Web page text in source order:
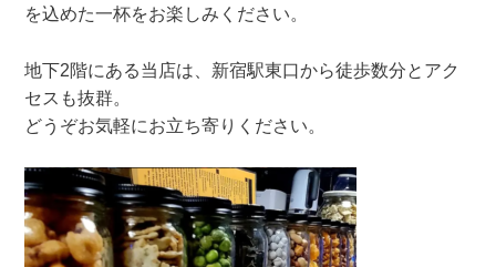
を込めた一杯をお楽しみください。
地下2階にある当店は、新宿駅東口から徒歩数分とアク
セスも抜群。
どうぞお気軽にお立ち寄りください。